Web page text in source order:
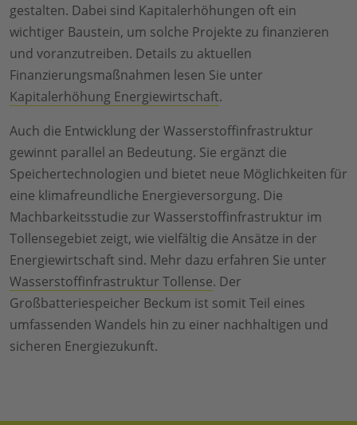
gestalten. Dabei sind Kapitalerhöhungen oft ein
wichtiger Baustein, um solche Projekte zu finanzieren
und voranzutreiben. Details zu aktuellen
Finanzierungsmaßnahmen lesen Sie unter
Kapitalerhöhung Energiewirtschaft.
Auch die Entwicklung der Wasserstoffinfrastruktur
gewinnt parallel an Bedeutung. Sie ergänzt die
Speichertechnologien und bietet neue Möglichkeiten für
eine klimafreundliche Energieversorgung. Die
Machbarkeitsstudie zur Wasserstoffinfrastruktur im
Tollensegebiet zeigt, wie vielfältig die Ansätze in der
Energiewirtschaft sind. Mehr dazu erfahren Sie unter
Wasserstoffinfrastruktur Tollense. Der
Großbatteriespeicher Beckum ist somit Teil eines
umfassenden Wandels hin zu einer nachhaltigen und
sicheren Energiezukunft.